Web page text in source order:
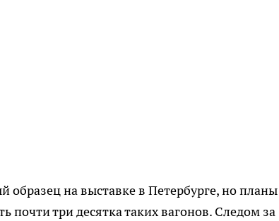
на выставке в Петербурге, но планы
почти три десятка таких вагонов. Следом за